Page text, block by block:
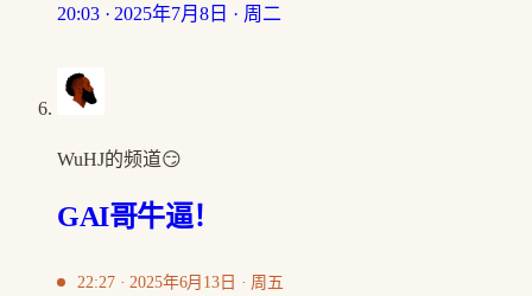
20:03 · 2025年7月8日 · 周二
WuHJ的频道😏
GAI哥牛逼！
22:27 · 2025年6月13日 · 周五